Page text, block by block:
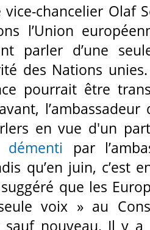
vice-chancelier Olaf
l’Union
parler d’une
des Nations
pourrait être
en vue d'un
démenti par
qu’en juin, c’est
que les
voix » au
nouveau. Il y a